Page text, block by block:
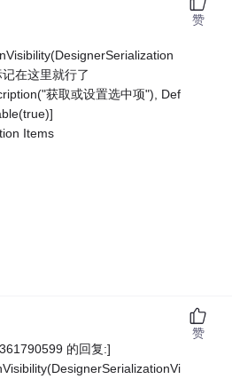
在这里就行了
获取或设置选中项"), Def
Items
赞
的回复:]
赞